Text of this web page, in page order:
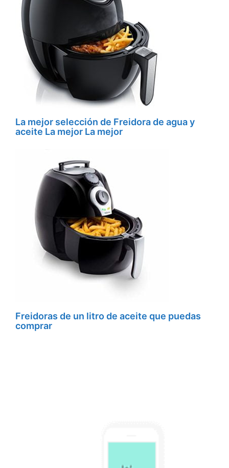
La mejor selección de Freidora de agua y
aceite La mejor La mejor
Freidoras de un litro de aceite que puedas
comprar